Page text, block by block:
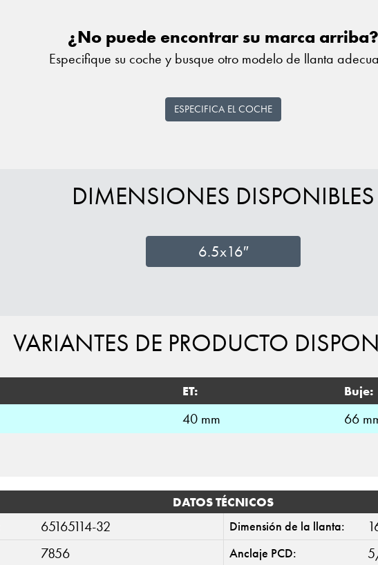
¿No puede encontrar su marca arriba?
Especifique su coche y busque otro modelo de llanta
ESPECIFICA EL COCHE
DIMENSIONES DISPONIBLES
6.5x16″
VARIANTES DE PRODUCTO
ET: Buje:
40 mm 66
DATOS TÉCNICOS
65165114-32
7856
Dimensión de la llanta:
Anclaje PCD: